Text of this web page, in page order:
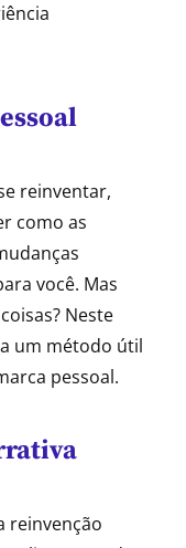
reinventar,
como as
você. Mas
Neste
um método útil
pessoal.
reinvenção